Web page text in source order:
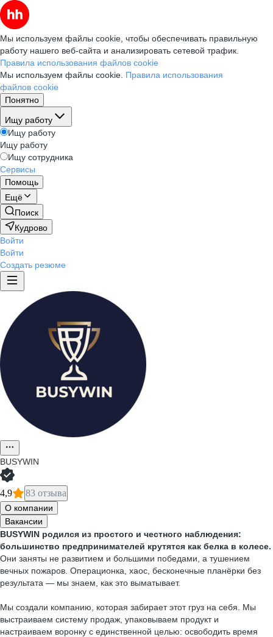
Мы используем файлы cookie, чтобы обеспечивать правильную
работу нашего веб-сайта и анализировать сетевой трафик.
Правила использования файлов cookie
Мы используем файлы cookie. Правила использования
файлов cookie
Понятно
Ищу работу
Ищу работу
Ищу работу
Ищу сотрудника
Сервисы
Помощь
Ещё
Поиск
Кудрово
Войти
Войти
Создать резюме
BUSYWIN
4,9 83 отзыва
О компании
Вакансии
BUSYWIN родился из простого и честного наблюдения:
большинство предпринимателей крутятся как белка в колесе.
Они заняты не развитием и большими победами, а тушением
вечных пожаров. Операционка, хаос, бесконечные планёрки без
результата — мы знаем, как это выматывает.
Мы создали компанию, которая забирает этот груз на себя. Мы
выстраиваем систему продаж, упаковываем продукт и
настраиваем воронку с единственной целью: освободить время